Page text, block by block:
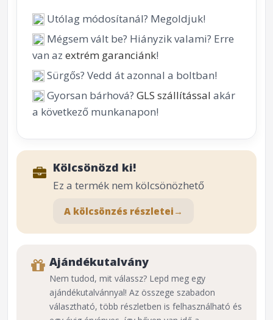
Utólag módosítanál? Megoldjuk!
Mégsem vált be? Hiányzik valami? Erre
van az extrém garanciánk!
Sürgős? Vedd át azonnal a boltban!
Gyorsan bárhová? GLS szállítással akár
a következő munkanapon!
Kölcsönözd ki!
Ez a termék nem kölcsönözhető
A kölcsönzés részletei →
Ajándékutalvány
Nem tudod, mit válassz? Lepd meg egy
ajándékutalvánnyal! Az összege szabadon
választható, több részletben is felhasználható és